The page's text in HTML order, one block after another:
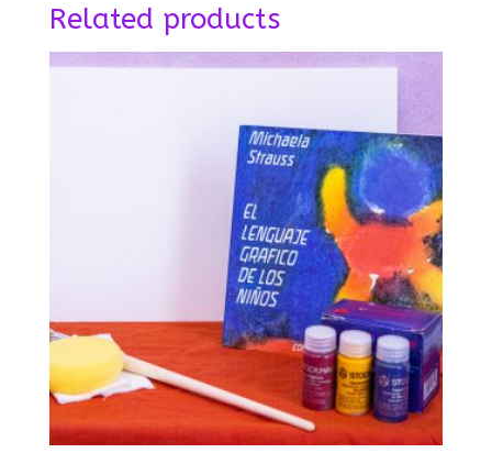
Related products